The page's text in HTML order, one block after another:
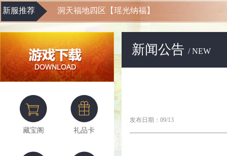
新服推荐 洞天福地四区【瑶光纳福】
藏宝阁 礼品卡
新闻公告 / NEW
发布日期：09/13